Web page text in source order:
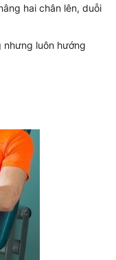
hai chân lên, duỗi
luôn hướng